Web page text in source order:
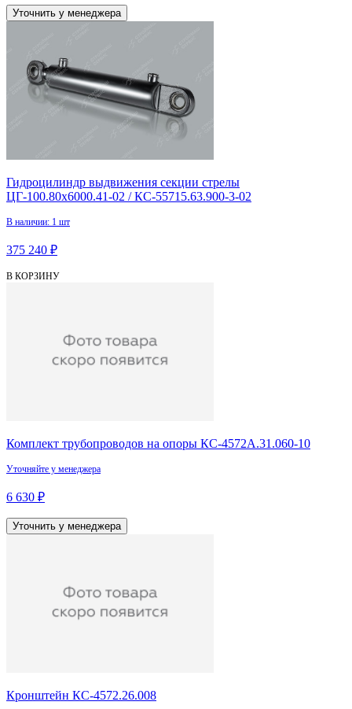
Уточнить у менеджера
Гидроцилиндр выдвижения секции стрелы
ЦГ-100.80х6000.41-02 / КС-55715.63.900-3-02
В наличии: 1 шт
375 240 ₽
В КОРЗИНУ
Комплект трубопроводов на опоры КС-4572А.31.060-10
Уточняйте у менеджера
6 630 ₽
Уточнить у менеджера
Кронштейн КС-4572.26.008